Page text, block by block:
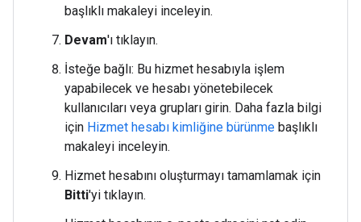
başlıklı makaleyi inceleyin.
Devam'ı tıklayın.
İsteğe bağlı: Bu hizmet hesabıyla işlem
yapabilecek ve hesabı yönetebilecek
kullanıcıları veya grupları girin. Daha fazla bilgi
için Hizmet hesabı kimliğine bürünme başlıklı
makaleyi inceleyin.
Hizmet hesabını oluşturmayı tamamlamak için
Bitti'yi tıklayın.